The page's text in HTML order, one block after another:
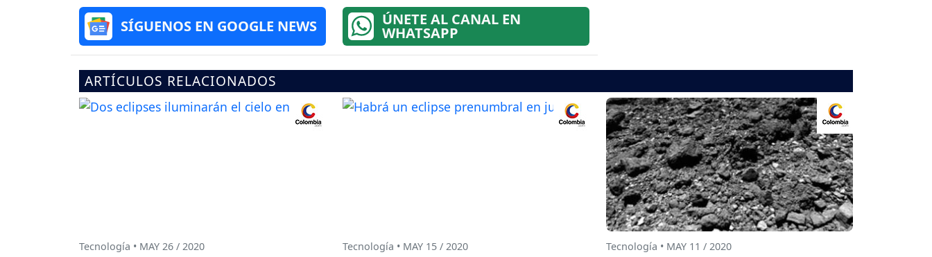
SÍGUENOS EN GOOGLE NEWS ÚNETE AL CANAL EN
WHATSAPP
ARTÍCULOS RELACIONADOS
Tecnología • MAY 26 / 2020 Tecnología • MAY 15 / 2020 Tecnología • MAY 11 / 2020